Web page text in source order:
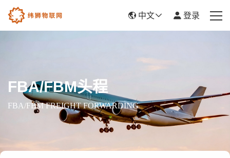
新闻资讯
中文 登录
FBA/FBM头程
FBA/FBM FREIGHT FORWARDING